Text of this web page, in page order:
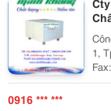
Công Ty
1, Tphcm Đt:
Fax:
Http://
0916 *** ***